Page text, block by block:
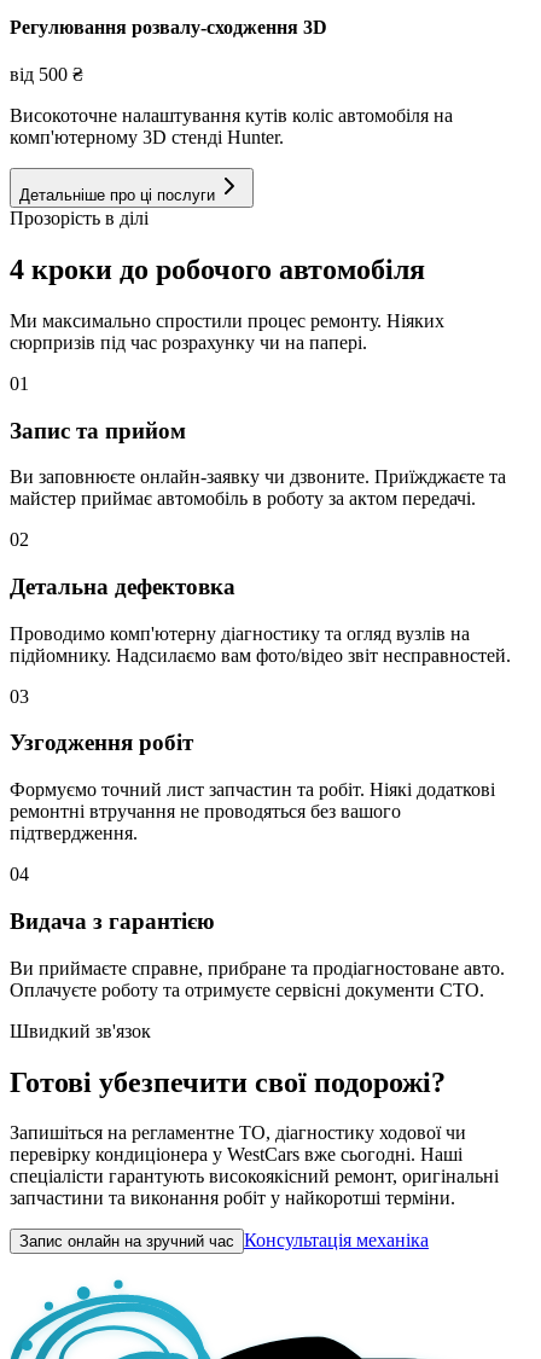
Регулювання розвалу-сходження 3D
від 500 ₴
Високоточне налаштування кутів коліс автомобіля на
комп'ютерному 3D стенді Hunter.
Детальніше про ці послуги
Прозорість в ділі
4 кроки до робочого автомобіля
Ми максимально спростили процес ремонту. Ніяких
сюрпризів під час розрахунку чи на папері.
01
Запис та прийом
Ви заповнюєте онлайн-заявку чи дзвоните. Приїжджаєте та
майстер приймає автомобіль в роботу за актом передачі.
02
Детальна дефектовка
Проводимо комп'ютерну діагностику та огляд вузлів на
підйомнику. Надсилаємо вам фото/відео звіт несправностей.
03
Узгодження робіт
Формуємо точний лист запчастин та робіт. Ніякі додаткові
ремонтні втручання не проводяться без вашого
підтвердження.
04
Видача з гарантією
Ви приймаєте справне, прибране та продіагностоване авто.
Оплачуєте роботу та отримуєте сервісні документи СТО.
Швидкий зв'язок
Готові убезпечити свої подорожі?
Запишіться на регламентне ТО, діагностику ходової чи
перевірку кондиціонера у WestCars вже сьогодні. Наші
спеціалісти гарантують високоякісний ремонт, оригінальні
запчастини та виконання робіт у найкоротші терміни.
Запис онлайн на зручний час Консультація механіка